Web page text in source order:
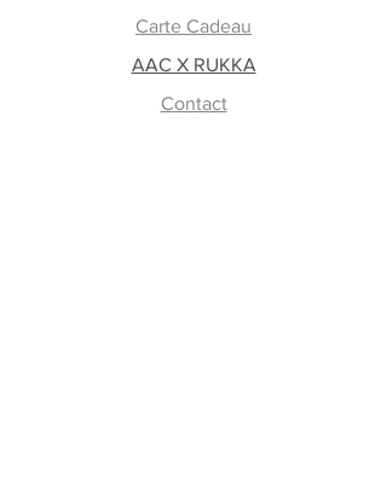
Carte Cadeau
AAC X RUKKA
Contact